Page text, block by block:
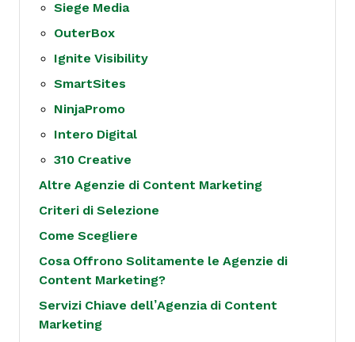
Siege Media
OuterBox
Ignite Visibility
SmartSites
NinjaPromo
Intero Digital
310 Creative
Altre Agenzie di Content Marketing
Criteri di Selezione
Come Scegliere
Cosa Offrono Solitamente le Agenzie di
Content Marketing?
Servizi Chiave dell’Agenzia di Content
Marketing